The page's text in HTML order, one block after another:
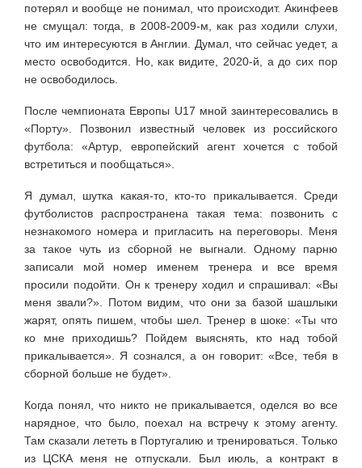
потерял и вообще не понимал, что происходит. Акинфеев
не смущал: тогда, в 2008-2009-м, как раз ходили слухи,
что им интересуются в Англии. Думал, что сейчас уедет, а
место освободится. Но, как видите, 2020-й, а до сих пор
не освободилось.
После чемпионата Европы U17 мной заинтересовались в
«Порту». Позвонил известный человек из российского
футбола: «Артур, европейский агент хочется с тобой
встретиться и пообщаться».
Я думал, шутка какая-то, кто-то прикалывается. Среди
футболистов распространена такая тема: позвонить с
незнакомого номера и пригласить на переговоры. Меня
за такое чуть из сборной не выгнали. Одному парню
записали мой номер именем тренера и все время
просили подойти. Он к тренеру ходил и спрашивал: «Вы
меня звали?». Потом видим, что они за базой шашлыки
жарят, опять пишем, чтобы шел. Тренер в шоке: «Ты что
ко мне приходишь? Пойдем выяснять, кто над тобой
прикалывается». Я сознался, а он говорит: «Все, тебя в
сборной больше не будет».
Когда понял, что никто не прикалывается, оделся во все
нарядное, что было, поехал на встречу к этому агенту.
Там сказали лететь в Португалию и тренироваться. Только
из ЦСКА меня не отпускали. Был июль, а контракт в